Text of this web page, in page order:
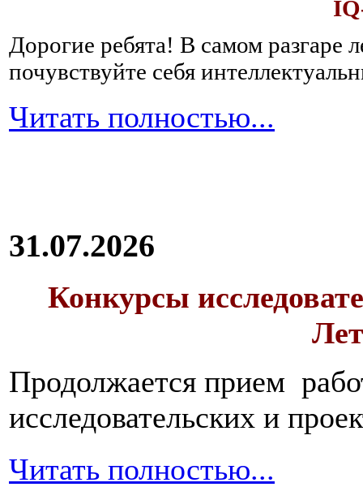
Дорогие ребята! В самом разгаре
почувствуйте себя
Читать полностью...
31.07.2026
Конкурсы
Продолжается прием
исследовательских и
Читать полностью...